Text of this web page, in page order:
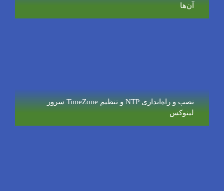
آن‌ها
نصب و راه‌اندازی NTP و تنظیم TimeZone سرور
لینوکس